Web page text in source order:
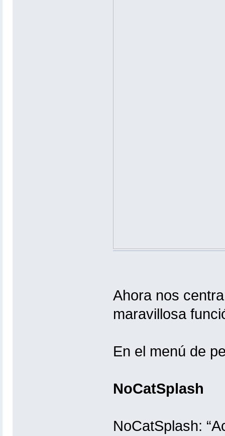
Ahora nos
maravillosa
En el menú de
NoCatSplash
NoCatSplash: